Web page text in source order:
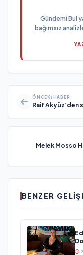
Gündemi Bul
bağımsız
ÖNCEKI HABER
Raif
Melek Mosso
BENZER